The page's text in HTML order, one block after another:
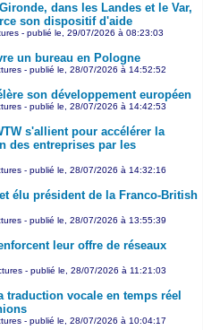
dans les Landes et le Var,
son dispositif d'aide
- publié le, 29/07/2026 à 08:23:03
un bureau en Pologne
- publié le, 28/07/2026 à 14:52:52
son développement européen
- publié le, 28/07/2026 à 14:42:53
s'allient pour accélérer la
des entreprises par les
- publié le, 28/07/2026 à 14:32:16
élu président de la Franco-British
- publié le, 28/07/2026 à 13:55:39
leur offre de réseaux
- publié le, 28/07/2026 à 11:21:03
traduction vocale en temps réel
- publié le, 28/07/2026 à 10:04:17